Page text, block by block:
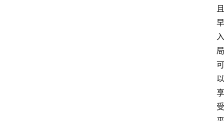
且
早
入
局
可
以
享
受